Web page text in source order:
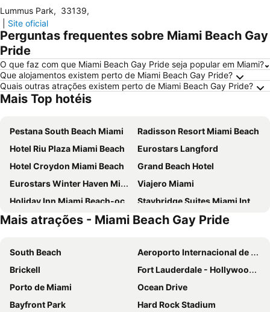
Lummus Park, 33139,
Site oficial
Perguntas frequentes sobre Miami Beach Gay
Pride
O que faz com que Miami Beach Gay Pride seja popular em Miami?
Que alojamentos existem perto de Miami Beach Gay Pride?
Quais outras atrações existem perto de Miami Beach Gay Pride?
Mais Top hotéis
Pestana South Beach Miami
Radisson Resort Miami Beach
Hotel Riu Plaza Miami Beach
Eurostars Langford
Hotel Croydon Miami Beach
Grand Beach Hotel
Eurostars Winter Haven Miami Beach
Viajero Miami
Holiday Inn Miami Beach-oceanfront By Ihg
Staybridge Suites Miami International Airport By Ihg
Hotel Rendale Miami Beach
Beach Park Hotel
Tradewinds Apartment Hotel
Hotel Indigo Miami Brickell By Ihg
the goodtime hotel, Miami Beach, a Tribute Portfolio Hotel
Riviera Hotel South Beach
The Gates Hotel South Beach
Sherry Frontenac Oceanfront Hotel
Palm Tree Club Miami
Circa 39 Hotel By Ihg
Mais atrações - Miami Beach Gay Pride
South Beach
Aeroporto Internacional de Miami
Brickell
Fort Lauderdale - Hollywood International Airport
Porto de Miami
Ocean Drive
Bayfront Park
Hard Rock Stadium